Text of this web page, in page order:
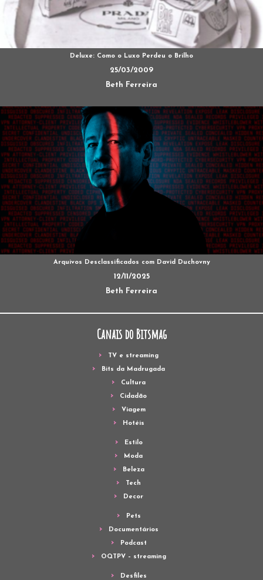
Deluxe: Como o Luxo Perdeu o Brilho
25/03/2009
Beth Ferreira
Arquivos Desclassificados com David Duchovny
12/11/2025
Beth Ferreira
Canais do Bitsmag
TV e streaming
Bits da Madrugada
Cultura
Cidadão
Viagem
Hotéis
Estilo
Moda
Beleza
Tech
Decor
Pets
Documentários
Podcast
OQTPV – streaming
Desfiles